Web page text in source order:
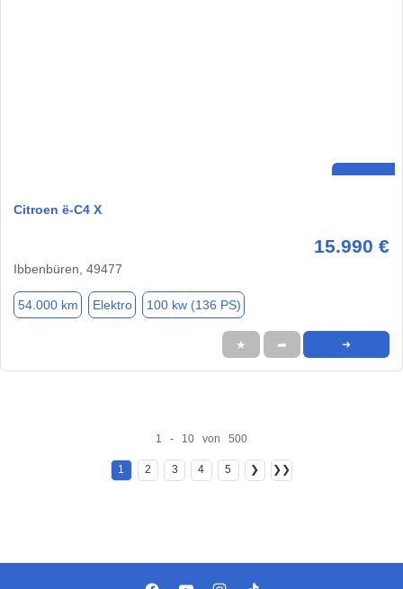
Citroen ë-C4 X
15.990 €
Ibbenbüren, 49477
54.000 km Elektro 100 kw (136 PS)
★ ➦ ➜
1 - 10 von 500
1 2 3 4 5 ❯ ❯❯